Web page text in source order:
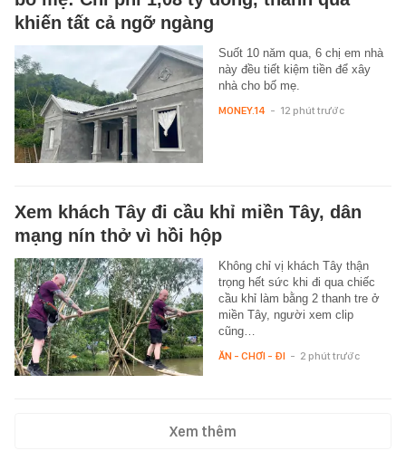
khiến tất cả ngỡ ngàng
Suốt 10 năm qua, 6 chị em nhà
này đều tiết kiệm tiền để xây
nhà cho bố mẹ.
MONEY.14 - 12 phút trước
Xem khách Tây đi cầu khỉ miền Tây, dân
mạng nín thở vì hồi hộp
Không chỉ vị khách Tây thận
trọng hết sức khi đi qua chiếc
cầu khỉ làm bằng 2 thanh tre ở
miền Tây, người xem clip
cũng…
ĂN - CHƠI - ĐI - 2 phút trước
Xem thêm